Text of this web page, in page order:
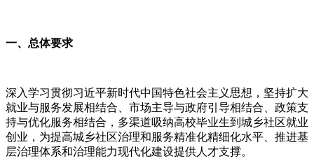
一、总体要求
深入学习贯彻习近平新时代中国特色社会主义思想，坚持扩大
就业与服务发展相结合、市场主导与政府引导相结合、政策支
持与优化服务相结合，多渠道吸纳高校毕业生到城乡社区就业
创业，为提高城乡社区治理和服务精准化精细化水平、推进基
层治理体系和治理能力现代化建设提供人才支撑。